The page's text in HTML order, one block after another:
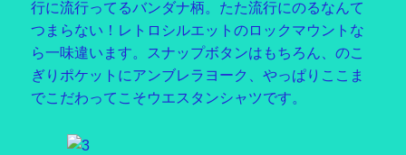
行に流行ってるバンダナ柄。たた流行にのるなんて
つまらない！レトロシルエットのロックマウントな
ら一味違います。スナップボタンはもちろん、のこ
ぎりポケットにアンブレラヨーク、やっぱりここま
でこだわってこそウエスタンシャツです。